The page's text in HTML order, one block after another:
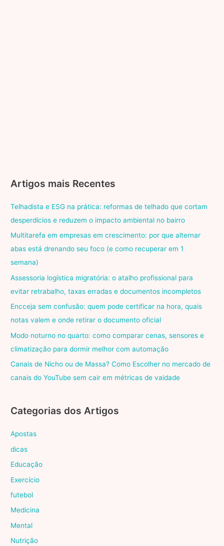
Artigos mais Recentes
Telhadista e ESG na prática: reformas de telhado que cortam
desperdícios e reduzem o impacto ambiental no bairro
Multitarefa em empresas em crescimento: por que alternar
abas está drenando seu foco (e como recuperar em 1
semana)
Assessoria logística migratória: o atalho profissional para
evitar retrabalho, taxas erradas e documentos incompletos
Encceja sem confusão: quem pode certificar na hora, quais
notas valem e onde retirar o documento oficial
Modo noturno no quarto: como comparar cenas, sensores e
climatização para dormir melhor com automação
Canais de Nicho ou de Massa? Como Escolher no mercado de
canais do YouTube sem cair em métricas de vaidade
Categorias dos Artigos
Apostas
dicas
Educação
Exercício
futebol
Medicina
Mental
Nutrição